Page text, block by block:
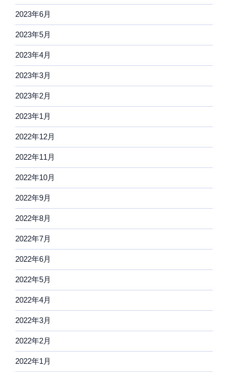
2023年6月
2023年5月
2023年4月
2023年3月
2023年2月
2023年1月
2022年12月
2022年11月
2022年10月
2022年9月
2022年8月
2022年7月
2022年6月
2022年5月
2022年4月
2022年3月
2022年2月
2022年1月